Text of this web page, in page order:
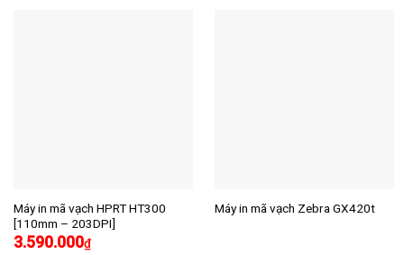
Máy in mã vạch HPRT HT300
[110mm – 203DPI]
3.590.000₫
Máy in mã vạch Zebra GX420t